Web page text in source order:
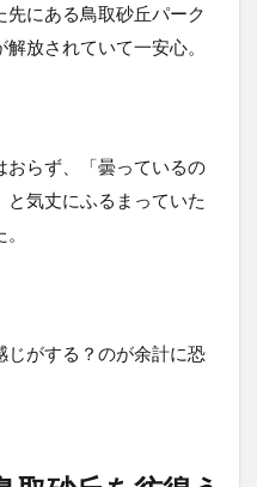
にある鳥取砂丘パーク
放されていて一安心。
おらず、「曇っているの
気丈にふるまっていた
じがする？のが余計に恐